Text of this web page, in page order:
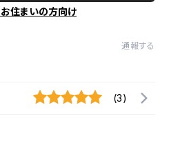
住まいの方向け
通報する
(3)